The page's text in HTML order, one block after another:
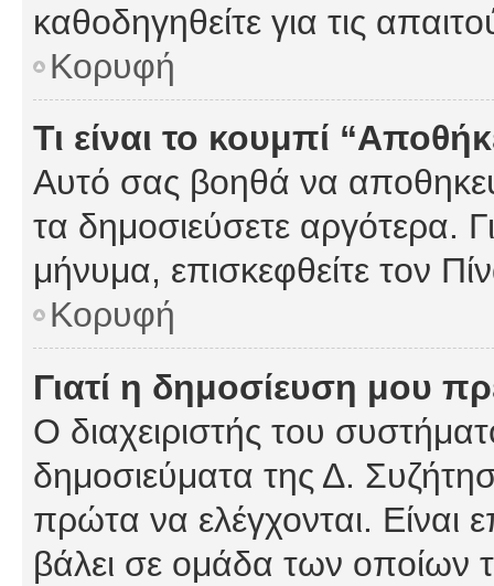
καθοδηγηθείτε για τις
Κορυφή
Τι είναι το κουμπί
Αυτό σας βοηθά να
τα δημοσιεύσετε αργότερα.
μήνυμα, επισκεφθείτε τον
Κορυφή
Γιατί η δημοσίευση μου
Ο διαχειριστής του
δημοσιεύματα της Δ.
πρώτα να ελέγχονται. Είναι
βάλει σε ομάδα των οποίων